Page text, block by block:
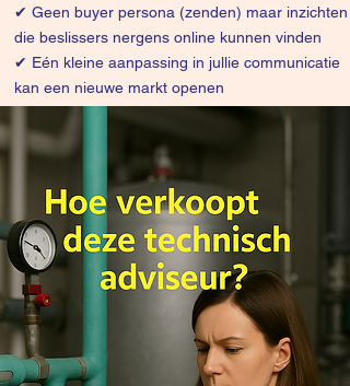
✔ Geen buyer persona (zenden) maar inzichten
die beslissers nergens online kunnen vinden
✔ Eén kleine aanpassing in jullie communicatie
kan een nieuwe markt openen